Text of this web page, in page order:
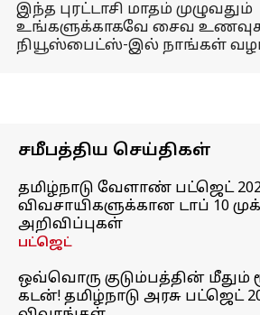
இந்த புரட்டாசி மாதம் முழுவதும்
உங்களுக்காகவே சைவ
நியூஸ்பைட்ஸ்-இல் நாங்கள்
சமீபத்திய செய்திகள்
தமிழ்நாடு வேளாண் பட்ஜெட்
விவசாயிகளுக்கான டாப் 10
அறிவிப்புகள்
பட்ஜெட்
ஒவ்வொரு குடும்பத்தின் மீதும்
கடன்! தமிழ்நாடு அரசு பட்ஜெட்